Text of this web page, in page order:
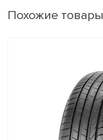
Похожие товары